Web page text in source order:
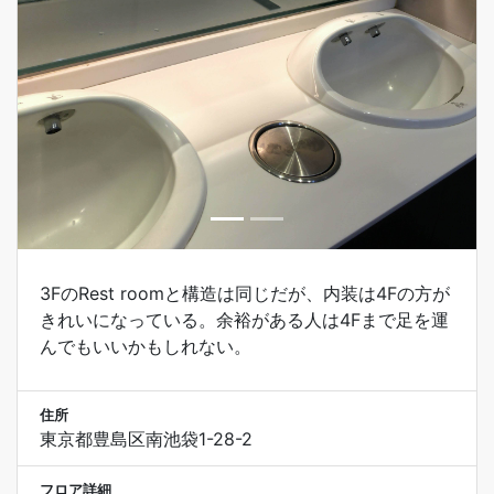
3FのRest roomと構造は同じだが、内装は4Fの方が
きれいになっている。余裕がある人は4Fまで足を運
んでもいいかもしれない。
住所
東京都豊島区南池袋1-28-2
フロア詳細